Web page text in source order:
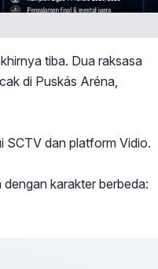
tiba. Dua raksasa
di Puskás Aréna,
SCTV dan platform Vidio.
karakter berbeda: